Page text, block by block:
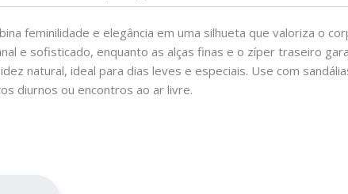
feminilidade e elegância em uma silhueta que valoriza o
e sofisticado, enquanto as alças finas e o zíper traseiro
natural, ideal para dias leves e especiais. Use com
diurnos ou encontros ao ar livre.